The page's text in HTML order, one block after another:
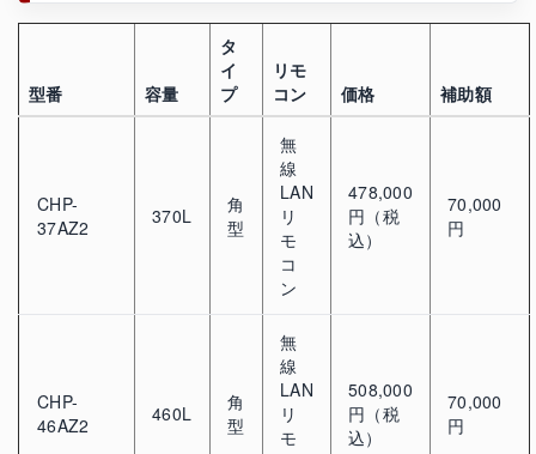
型番 容量
タ
イ
プ
リモ
コン
価格 補助額
CHP-
37AZ2
370L
角
型
無
線
LAN
リ
モ
コ
ン
478,000
円（税
込）
70,000
円
CHP-
46AZ2
460L
角
型
無
線
LAN
リ
モ
508,000
円（税
込）
70,000
円